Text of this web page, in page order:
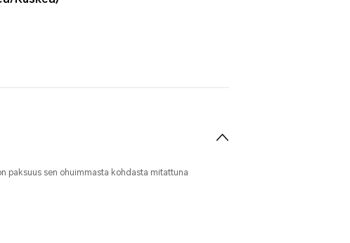
paksuus sen ohuimmasta kohdasta mitattuna